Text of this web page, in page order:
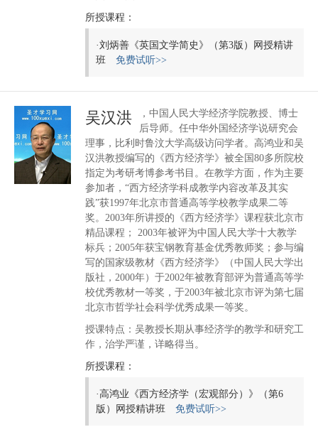
所授课程：
·刘炳善《英国文学简史》（第3版）网授精讲
班 免费试听>>
吴汉洪
，中国人民大学经济学院教授、博士
后导师。任中华外国经济学说研究会
理事，比利时鲁汶大学高级访问学者。高鸿业和吴
汉洪教授编写的《西方经济学》被全国80多所院校
指定为考研考博参考书目。在教学方面，作为主要
参加者，“西方经济学科成教学内容改革及其实
践”获1997年北京市普通高等学校教学成果二等
奖。2003年所讲授的《西方经济学》课程获北京市
精品课程； 2003年被评为中国人民大学十大教学
标兵；2005年获宝钢教育基金优秀教师奖；参与编
写的国家级教材《西方经济学》（中国人民大学出
版社，2000年）于2002年被教育部评为普通高等学
校优秀教材一等奖，于2003年被北京市评为第七届
北京市哲学社会科学优秀成果一等奖。
授课特点：吴教授长期从事经济学的教学和研究工
作，治学严谨，详略得当。
所授课程：
· 高鸿业《西方经济学（宏观部分）》（第6
版）网授精讲班 免费试听>>